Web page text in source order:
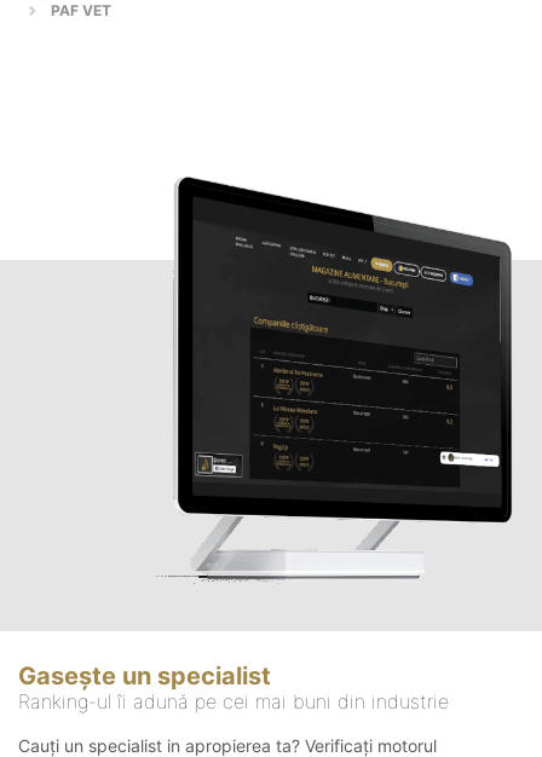
PAF VET
Gasește un specialist
Ranking-ul îi adună pe cei mai buni din industrie
Cauți un specialist in apropierea ta? Verificați motorul